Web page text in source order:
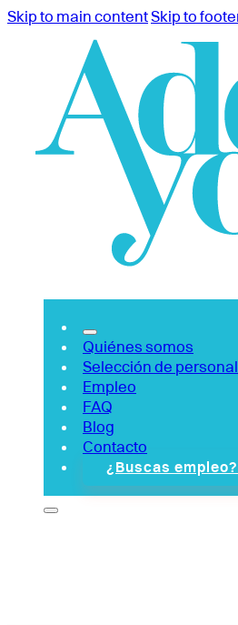
Skip to main contentSkip to
Quiénes somos
Selección de personal
Empleo
FAQ
Blog
Contacto
¿Buscas empleo?